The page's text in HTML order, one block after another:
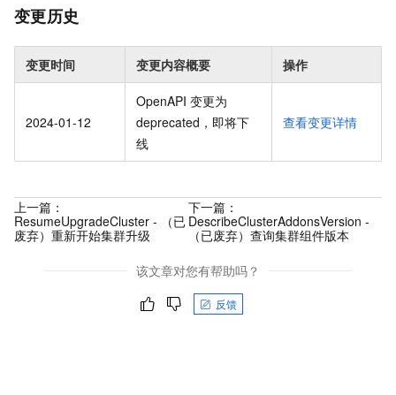
变更历史
变更时间 变更内容概要 操作
2024-01-12
OpenAPI 变更为
deprecated，即将下
线
查看变更详情
上一篇：
ResumeUpgradeCluster - （已
废弃）重新开始集群升级
下一篇：
DescribeClusterAddonsVersion -
（已废弃）查询集群组件版本
该文章对您有帮助吗？
反馈